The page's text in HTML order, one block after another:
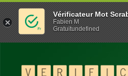
Vérificateur Mot
Fabien M
Gratuitundefined